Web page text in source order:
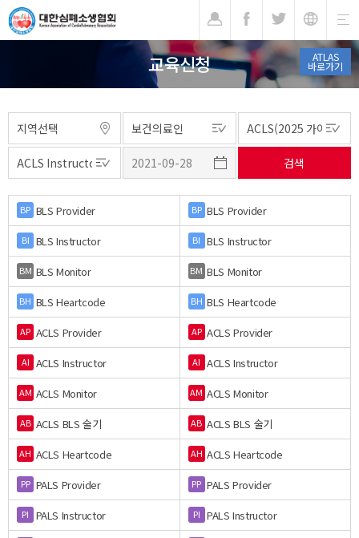
ATLAS
바로가기
교육신청
BP BLS Provider BP BLS Provider
BI BLS Instructor BI BLS Instructor
BM BLS Monitor BM BLS Monitor
BH BLS Heartcode BH BLS Heartcode
AP ACLS Provider AP ACLS Provider
AI ACLS Instructor AI ACLS Instructor
AM ACLS Monitor AM ACLS Monitor
AB ACLS BLS 술기 AB ACLS BLS 술기
AH ACLS Heartcode AH ACLS Heartcode
PP PALS Provider PP PALS Provider
PI PALS Instructor PI PALS Instructor